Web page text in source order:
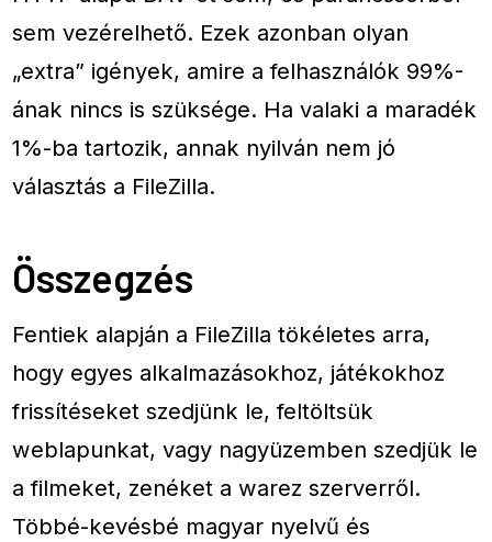
sem vezérelhető. Ezek azonban olyan
„extra” igények, amire a felhasználók 99%-
ának nincs is szüksége. Ha valaki a maradék
1%-ba tartozik, annak nyilván nem jó
választás a FileZilla.
Összegzés
Fentiek alapján a FileZilla tökéletes arra,
hogy egyes alkalmazásokhoz, játékokhoz
frissítéseket szedjünk le, feltöltsük
weblapunkat, vagy nagyüzemben szedjük le
a filmeket, zenéket a warez szerverről.
Többé-kevésbé magyar nyelvű és